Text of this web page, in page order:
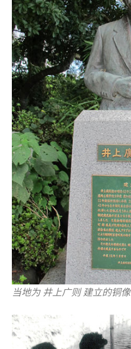
当地为 井上广则 建立的铜像